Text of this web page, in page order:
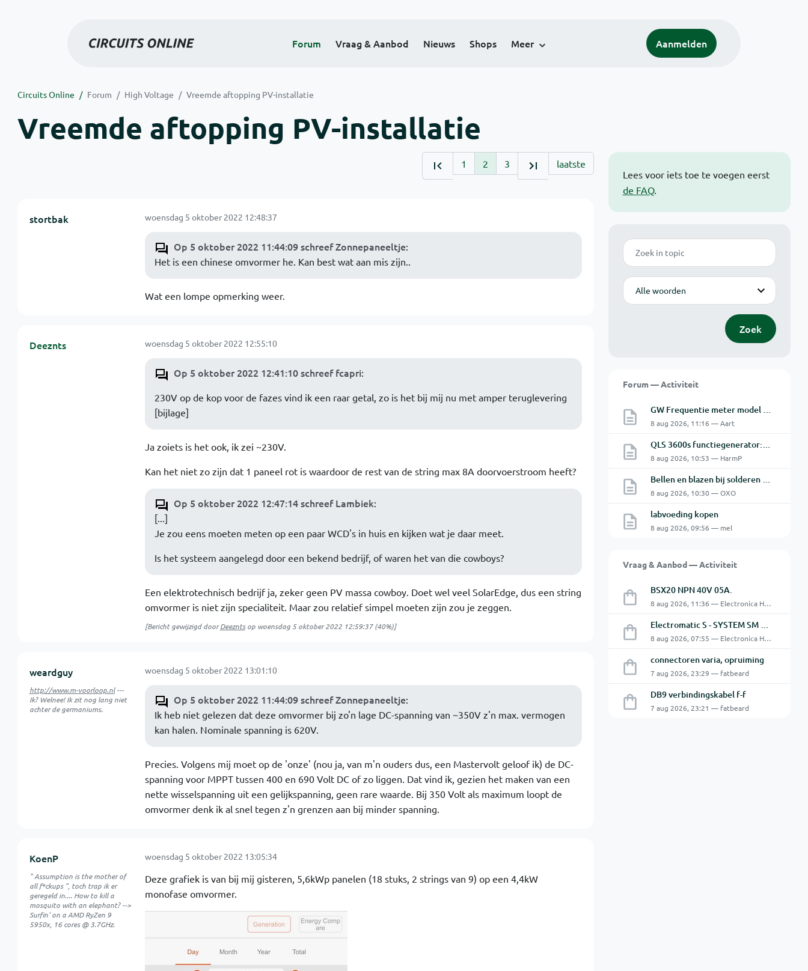
Forum Vraag & Aanbod Nieuws Shops Meer Aanmelden
Circuits Online Forum High Voltage Vreemde aftopping PV-installatie
Vreemde aftopping PV-installatie
Lees voor iets toe te voegen eerst
de FAQ.
Zoek
Modus
Zoek
Forum — Activiteit
GW Frequentie meter model GFC-8010G probleem
8 aug 2026, 11:16 — Aart
QLS 3600s functiegenerator: software verbinden lukt niet.
8 aug 2026, 10:53 — HarmP
Bellen en blazen bij solderen van Chinese PCBs
8 aug 2026, 10:30 — OXO
labvoeding kopen
8 aug 2026, 09:56 — mel
Vraag & Aanbod — Activiteit
BSX20 NPN 40V 05A.
8 aug 2026, 11:36 — Electronica Hobbyist
Electromatic S - SYSTEM SM 125 220
8 aug 2026, 07:55 — Electronica Hobbyist
connectoren varia, opruiming
7 aug 2026, 23:29 — fatbeard
DB9 verbindingskabel f-f
7 aug 2026, 23:21 — fatbeard
1 2 3 laatste
stortbak woensdag 5 oktober 2022 12:48:37
Op 5 oktober 2022 11:44:09 schreef Zonnepaneeltje:
Het is een chinese omvormer he. Kan best wat aan mis zijn..
Wat een lompe opmerking weer.
Deeznts woensdag 5 oktober 2022 12:55:10
Op 5 oktober 2022 12:41:10 schreef fcapri:
230V op de kop voor de fazes vind ik een raar getal, zo is het bij mij nu met amper teruglevering
[bijlage]
Ja zoiets is het ook, ik zei ~230V.
Kan het niet zo zijn dat 1 paneel rot is waardoor de rest van de string max 8A doorvoerstroom heeft?
Op 5 oktober 2022 12:47:14 schreef Lambiek:
[...]
Je zou eens moeten meten op een paar WCD's in huis en kijken wat je daar meet.
Is het systeem aangelegd door een bekend bedrijf, of waren het van die cowboys?
Een elektrotechnisch bedrijf ja, zeker geen PV massa cowboy. Doet wel veel SolarEdge, dus een string
omvormer is niet zijn specialiteit. Maar zou relatief simpel moeten zijn zou je zeggen.
[Bericht gewijzigd doorDeezntsop woensdag 5 oktober 2022 12:59:37(40%)]
weardguy
http://www.m-voorloop.nl---
Ik? Welnee! Ik zit nog lang niet
achter de germaniums.
woensdag 5 oktober 2022 13:01:10
Op 5 oktober 2022 11:44:09 schreef Zonnepaneeltje:
Ik heb niet gelezen dat deze omvormer bij zo'n lage DC-spanning van ~350V z'n max. vermogen
kan halen. Nominale spanning is 620V.
Precies. Volgens mij moet op de 'onze' (nou ja, van m'n ouders dus, een Mastervolt geloof ik) de DC-
spanning voor MPPT tussen 400 en 690 Volt DC of zo liggen. Dat vind ik, gezien het maken van een
nette wisselspanning uit een gelijkspanning, geen rare waarde. Bij 350 Volt als maximum loopt de
omvormer denk ik al snel tegen z'n grenzen aan bij minder spanning.
KoenP
" Assumption is the mother of
all f*ckups ", toch trap ik er
geregeld in.... How to kill a
mosquito with an elephant? -->
Surfin' on a AMD RyZen 9
5950x, 16 cores @ 3.7GHz.
woensdag 5 oktober 2022 13:05:34
Deze grafiek is van bij mij gisteren, 5,6kWp panelen (18 stuks, 2 strings van 9) op een 4,4kW
monofase omvormer.